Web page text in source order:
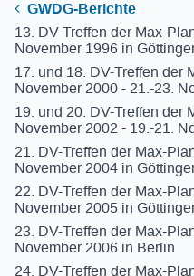
GWDG-Berichte
13. DV-Treffen der Max-
November 1996 in
17. und 18. DV-Treffen der
November 2000 - 21.-23.
19. und 20. DV-Treffen der
November 2002 - 19.-21.
21. DV-Treffen der Max-
November 2004 in
22. DV-Treffen der Max-
November 2005 in
23. DV-Treffen der Max-
November 2006 in Berlin
24. DV-Treffen der Max-